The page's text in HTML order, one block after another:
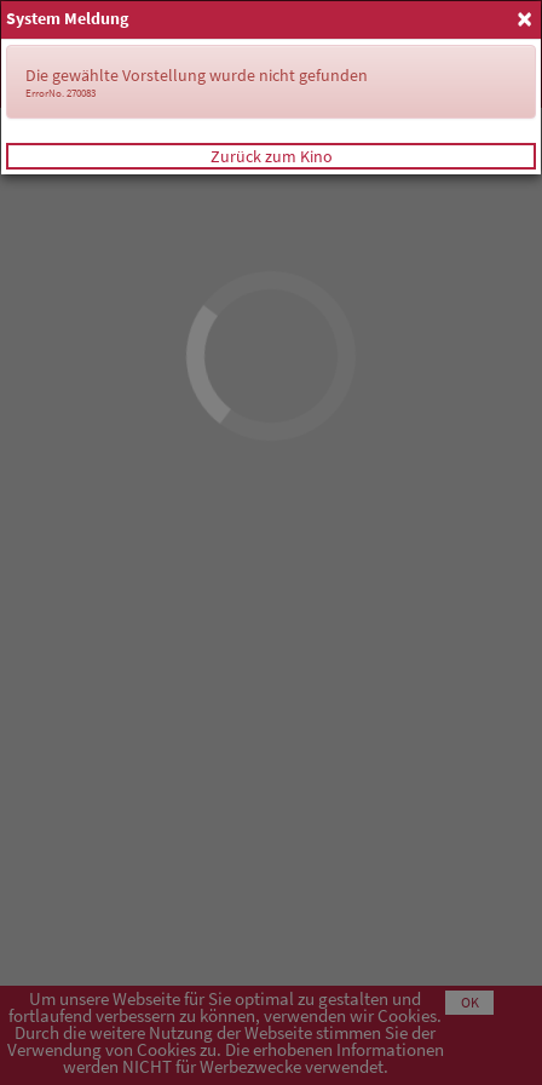
Anmelden
Um unsere Webseite für Sie optimal zu gestalten und
fortlaufend verbessern zu können, verwenden wir Cookies.
Durch die weitere Nutzung der Webseite stimmen Sie der
Verwendung von Cookies zu. Die erhobenen Informationen
werden NICHT für Werbezwecke verwendet.
OK
×
System Meldung
Die gewählte Vorstellung wurde nicht gefunden
ErrorNo. 270083
Zurück zum Kino
Impressum AGB Datenschutzerklärung